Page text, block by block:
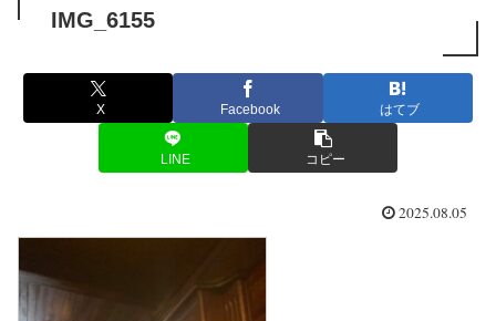
IMG_6155
X Facebook はてブ
LINE コピー
2025.08.05